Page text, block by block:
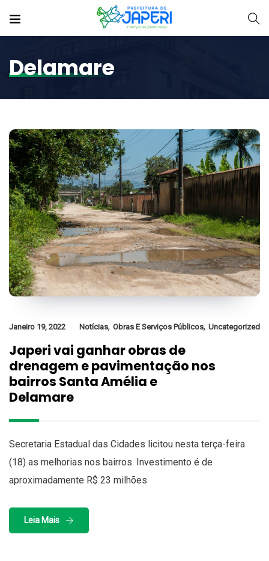
Delamare
Janeiro 19, 2022 Notícias, Obras E Serviços Públicos, Uncategorized
Japeri vai ganhar obras de
drenagem e pavimentação nos
bairros Santa Amélia e
Delamare
Secretaria Estadual das Cidades licitou nesta terça-feira
(18) as melhorias nos bairros. Investimento é de
aproximadamente R$ 23 milhões
Leia Mais